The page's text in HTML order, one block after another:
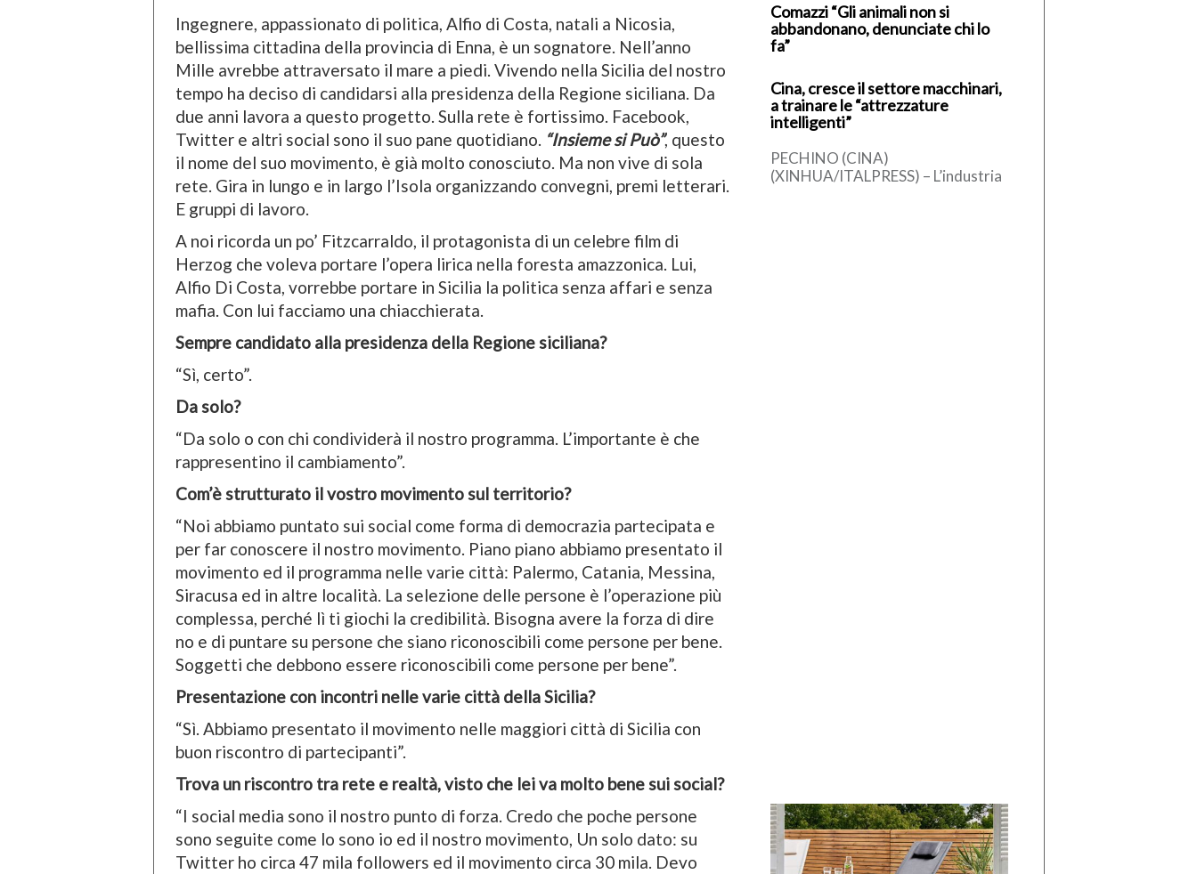
Ingegnere, appassionato di politica, Alfio di Costa, natali a Nicosia,
bellissima cittadina della provincia di Enna, è un sognatore. Nell’anno
Mille avrebbe attraversato il mare a piedi. Vivendo nella Sicilia del nostro
tempo ha deciso di candidarsi alla presidenza della Regione siciliana. Da
due anni lavora a questo progetto. Sulla rete è fortissimo. Facebook,
Twitter e altri social sono il suo pane quotidiano. “Insieme si Può”, questo
il nome del suo movimento, è già molto conosciuto. Ma non vive di sola
rete. Gira in lungo e in largo l’Isola organizzando convegni, premi letterari.
E gruppi di lavoro.
A noi ricorda un po’ Fitzcarraldo, il protagonista di un celebre film di
Herzog che voleva portare l’opera lirica nella foresta amazzonica. Lui,
Alfio Di Costa, vorrebbe portare in Sicilia la politica senza affari e senza
mafia. Con lui facciamo una chiacchierata.
Sempre candidato alla presidenza della Regione siciliana?
“Sì, certo”.
Da solo?
“Da solo o con chi condividerà il nostro programma. L’importante è che
rappresentino il cambiamento”.
Com’è strutturato il vostro movimento sul territorio?
“Noi abbiamo puntato sui social come forma di democrazia partecipata e
per far conoscere il nostro movimento. Piano piano abbiamo presentato il
movimento ed il programma nelle varie città: Palermo, Catania, Messina,
Siracusa ed in altre località. La selezione delle persone è l’operazione più
complessa, perché lì ti giochi la credibilità. Bisogna avere la forza di dire
no e di puntare su persone che siano riconoscibili come persone per bene.
Soggetti che debbono essere riconoscibili come persone per bene”.
Presentazione con incontri nelle varie città della Sicilia?
“Sì. Abbiamo presentato il movimento nelle maggiori città di Sicilia con
buon riscontro di partecipanti”.
Trova un riscontro tra rete e realtà, visto che lei va molto bene sui social?
“I social media sono il nostro punto di forza. Credo che poche persone
sono seguite come lo sono io ed il nostro movimento, Un solo dato: su
Twitter ho circa 47 mila followers ed il movimento circa 30 mila. Devo
Comazzi “Gli animali non si
abbandonano, denunciate chi lo
fa”
Cina, cresce il settore macchinari,
a trainare le “attrezzature
intelligenti”
PECHINO (CINA)
(XINHUA/ITALPRESS) – L’industria
di
I